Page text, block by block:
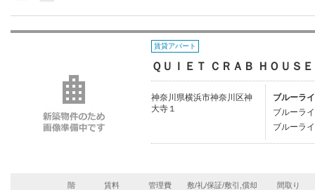
賃貸アパート
ＱＵＩＥＴ ＣＲＡＢ ＨＯＵＳ
神奈川県横浜市神奈川区神
大寺１
ブルーラ
ブルーラ
ブルーラ
階 賃料 管理費 敷/礼/保証/敷引,償却 間取り